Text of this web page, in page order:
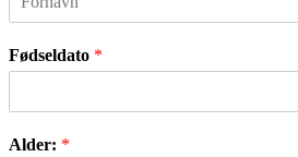
i
r
Fødseldato *
Alder: *